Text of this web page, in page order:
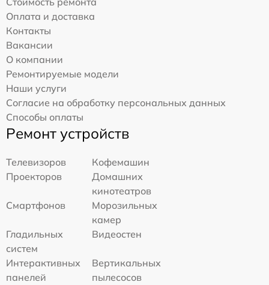
Оплата и доставка
Контакты
Вакансии
О компании
Ремонтируемые модели
Наши услуги
Согласие на обработку персональных данных
Способы оплаты
Ремонт устройств
Телевизоров
Кофемашин
Проекторов
Домашних
кинотеатров
Смартфонов
Морозильных
камер
Гладильных
систем
Видеостен
Интерактивных
панелей
Вертикальных
пылесосов